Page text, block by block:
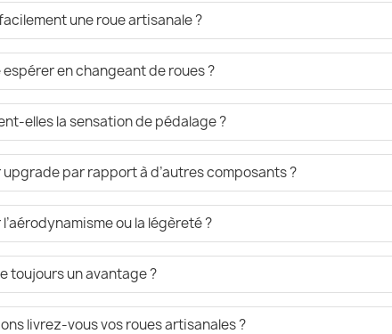
une roue artisanale ?
en changeant de roues ?
elles la sensation de pédalage ?
upgrade par rapport à d’autres composants ?
ou la légèreté ?
toujours un avantage ?
livrez-vous vos roues artisanales ?